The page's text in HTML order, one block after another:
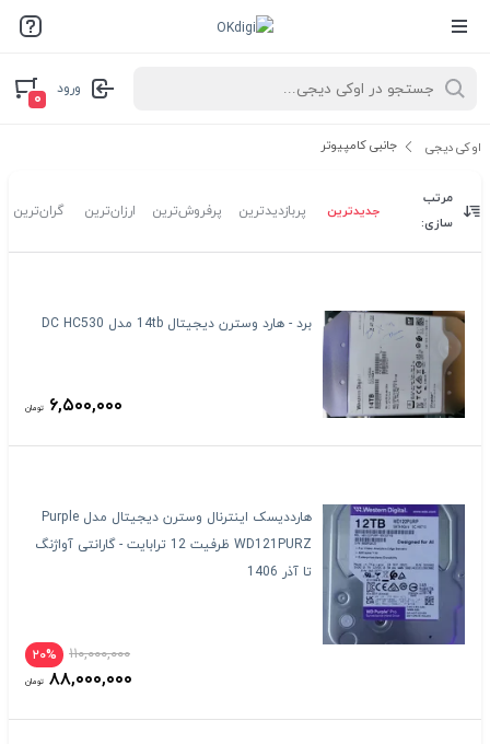
ورود
۰
اوکی دیجی جانبی کامپیوتر
مرتب
سازی:
جدیدترین پربازدیدترین پرفروش‌ترین ارزان‌ترین گران‌ترین
برد - هارد وسترن دیجیتال 14tb مدل DC HC530
۶,۵۰۰,۰۰۰ تومان
هارددیسک اینترنال وسترن دیجیتال مدل Purple
WD121PURZ ظرفیت 12 ترابایت - گارانتی آواژنگ
تا آذر 1406
۲۰% ۱۱۰,۰۰۰,۰۰۰
۸۸,۰۰۰,۰۰۰ تومان